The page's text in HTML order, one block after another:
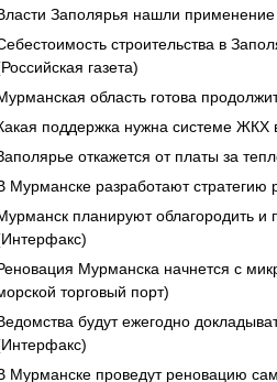
Заполярья нашли
строительства в
газета)
область готова
поддержка нужна системе ЖКХ
откажется от платы за
Мурманске разработают стратегию
планируют облагородить и
Мурманска начнется с
торговый порт)
будут ежегодно
Мурманске проведут реновацию